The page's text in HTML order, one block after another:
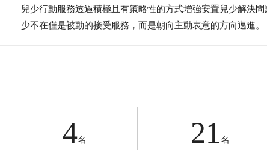
兒少行動服務透過積極且有策略性的方式增強安置兒少解決
少不在僅是被動的接受服務，而是朝向主動表意的方向邁進。
4名 21名